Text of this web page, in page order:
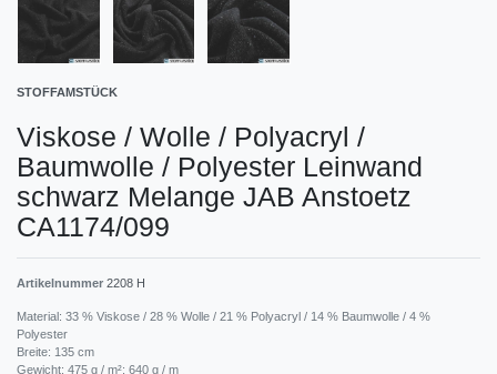
STOFFAMSTÜCK
Viskose / Wolle / Polyacryl /
Baumwolle / Polyester Leinwand
schwarz Melange JAB Anstoetz
CA1174/099
Artikelnummer 2208 H
Material: 33 % Viskose / 28 % Wolle / 21 % Polyacryl / 14 % Baumwolle / 4 %
Polyester
Breite: 135 cm
Gewicht: 475 g / m²; 640 g / m